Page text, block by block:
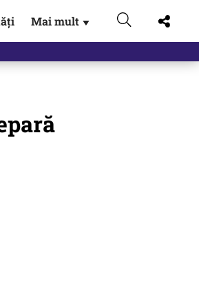
Mai mult ▼